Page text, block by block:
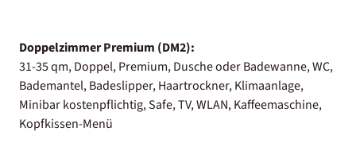
Doppelzimmer Premium (DM2):
31-35 qm, Doppel, Premium, Dusche oder Badewanne, WC,
Bademantel, Badeslipper, Haartrockner, Klimaanlage,
Minibar kostenpflichtig, Safe, TV, WLAN, Kaffeemaschine,
Kopfkissen-Menü